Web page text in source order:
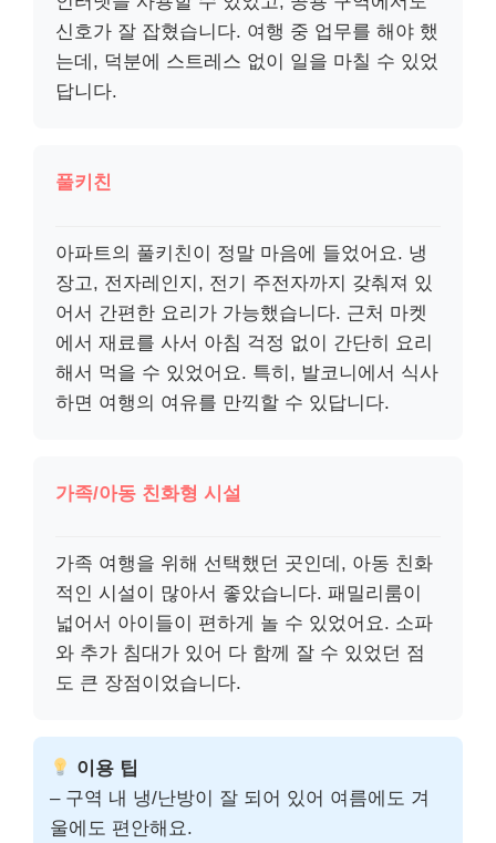
신호가 잘 잡혔습니다. 여행 중 업무를 해야 했
는데, 덕분에 스트레스 없이 일을 마칠 수 있었
답니다.
풀키친
아파트의 풀키친이 정말 마음에 들었어요. 냉
장고, 전자레인지, 전기 주전자까지 갖춰져 있
어서 간편한 요리가 가능했습니다. 근처 마켓
에서 재료를 사서 아침 걱정 없이 간단히 요리
해서 먹을 수 있었어요. 특히, 발코니에서 식사
하면 여행의 여유를 만끽할 수 있답니다.
가족/아동 친화형 시설
가족 여행을 위해 선택했던 곳인데, 아동 친화
적인 시설이 많아서 좋았습니다. 패밀리룸이
넓어서 아이들이 편하게 놀 수 있었어요. 소파
와 추가 침대가 있어 다 함께 잘 수 있었던 점
도 큰 장점이었습니다.
이용 팁
– 구역 내 냉/난방이 잘 되어 있어 여름에도 겨
울에도 편안해요.